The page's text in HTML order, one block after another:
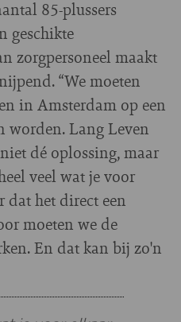
85-plussers
geschikte
zorgpersoneel maakt
“We moeten
in Amsterdam op een
Lang Leven
dé oplossing, maar
veel wat je voor
dat het direct een
moeten we de
En dat kan bij zo'n